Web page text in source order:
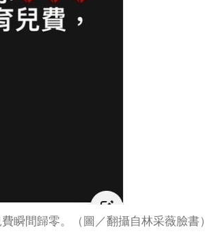
瞬間歸零。（圖／翻攝自林采薇臉書